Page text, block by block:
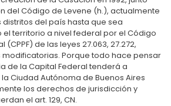
del Código de Levene (h.), actualmente
del país hasta que sea
territorio a nivel federal por el Código
(CPPF) de las leyes 27.063, 27.272,
modificatorias. Porque todo hace pensar
de la Capital Federal tenderá a
Ciudad Autónoma de Buenos Aires
los derechos de jurisdicción y
el art. 129, CN.